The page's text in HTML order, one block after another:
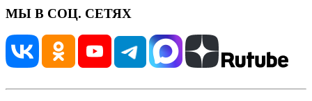
МЫ В СОЦ. СЕТЯХ